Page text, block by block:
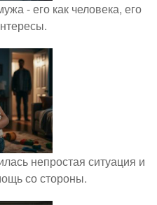
- его как человека, его
непростая ситуация и
со стороны.